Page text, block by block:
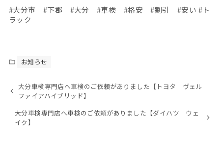
#大分市 #下郡 #大分 #車検 #格安 #割引 #安い #ト
ラック
お知らせ
大分車検専門店へ車検のご依頼がありました【トヨタ ヴェル
ファイアハイブリッド】
大分車検専門店へ車検のご依頼がありました【ダイハツ ウェ
イク】